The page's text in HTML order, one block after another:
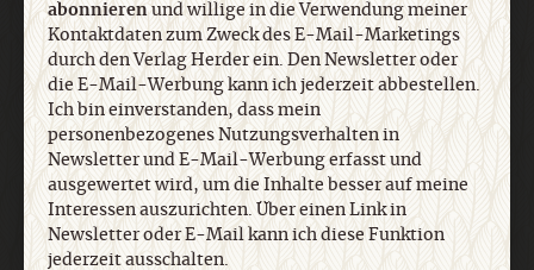
die E-Mail-Werbung kann ich jederzeit abbestellen.
Ich bin einverstanden, dass mein
personenbezogenes Nutzungsverhalten in
Newsletter und E-Mail-Werbung erfasst und
ausgewertet wird, um die Inhalte besser auf meine
Interessen auszurichten. Über einen Link in
Newsletter oder E-Mail kann ich diese Funktion
jederzeit ausschalten. Weiterführende
Informationen finden Sie in unseren
Datenschutzhinweisen
abonnierenund willige in die Verwendung meiner
Kontaktdaten zum Zweck des E-Mail-Marketings
durch den Verlag Herder ein. Den Newsletter oder
die E-Mail-Werbung kann ich jederzeit abbestellen.
Ich bin einverstanden, dass mein
personenbezogenes Nutzungsverhalten in
Newsletter und E-Mail-Werbung erfasst und
ausgewertet wird, um die Inhalte besser auf meine
Interessen auszurichten. Über einen Link in
Newsletter oder E-Mail kann ich diese Funktion
jederzeit ausschalten.